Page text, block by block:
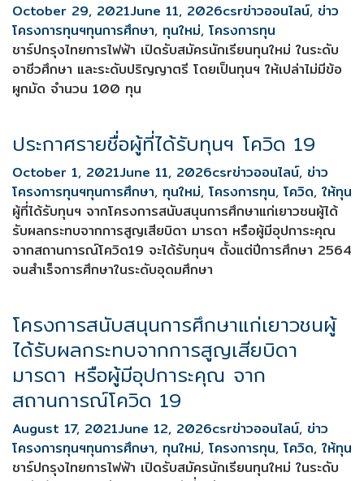
October 29, 2021June 11, 2026csrข่าวออนไลน์, ข่าว
โครงการทุนฯทุนการศึกษา, ทุนใหม่, โครงการทุน
ชาร์ปกรุงไทยการไฟฟ้า เปิดรับสมัครนักเรียนทุนใหม่ ในระดับ
อาชีวศึกษา และระดับปริญญาตรี โดยเป็นทุนฯ ให้เปล่าไม่มีข้อ
ผูกมัด จำนวน 100 ทุน
ประกาศรายชื่อผู้ที่ได้รับทุนฯ โควิด 19
October 1, 2021June 11, 2026csrข่าวออนไลน์, ข่าว
โครงการทุนฯทุนการศึกษา, ทุนใหม่, โครงการทุน, โควิด, ให้ทุน
ผู้ที่ได้รับทุนฯ จากโครงการสนับสนุนการศึกษาแก่เยาวชนผู้ได้
รับผลกระทบจากการสูญเสียบิดา มารดา หรือผู้มีอุปการะคุณ
จากสถานการณ์โควิด19 จะได้รับทุนฯ ตั้งแต่ปีการศึกษา 2564
จนสำเร็จการศึกษาในระดับอุดมศึกษา
โครงการสนับสนุนการศึกษาแก่เยาวชนผู้
ได้รับผลกระทบจากการสูญเสียบิดา
มารดา หรือผู้มีอุปการะคุณ จาก
สถานการณ์โควิด 19
August 17, 2021June 12, 2026csrข่าวออนไลน์, ข่าว
โครงการทุนฯทุนการศึกษา, ทุนใหม่, โครงการทุน, โควิด, ให้ทุน
ชาร์ปกรุงไทยการไฟฟ้า เปิดรับสมัครนักเรียนทุนใหม่ ในระดับ